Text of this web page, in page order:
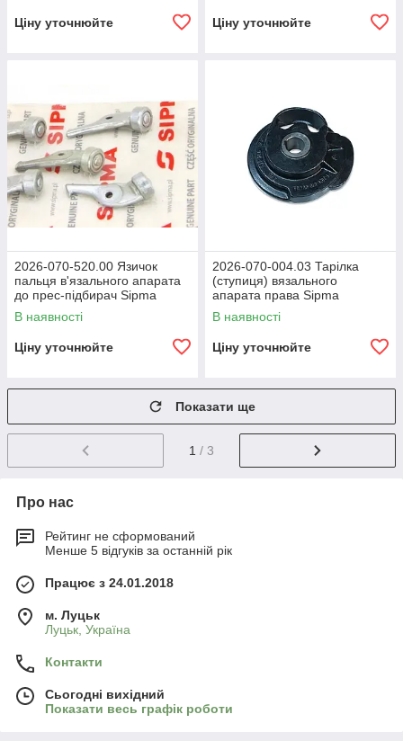
Ціну уточнюйте Ціну уточнюйте
2026-070-520.00 Язичок
пальця в'язального апарата
до прес-підбирач Sipma
РК-4000, РК-4010, Z-224/1
В наявності
Ціну уточнюйте
2026-070-004.03 Тарілка
(ступиця) вязального
апарата права Sipma
РК-4000, РК-4010, Z-224/1
В наявності
Ціну уточнюйте
Показати ще
1 / 3
Про нас
Рейтинг не сформований
Менше 5 відгуків за останній рік
Працює з 24.01.2018
м. Луцьк
Луцьк, Україна
Контакти
Сьогодні вихідний
Показати весь графік роботи